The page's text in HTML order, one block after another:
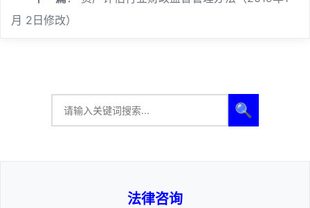
月 2日修改）
🔍
法律咨询